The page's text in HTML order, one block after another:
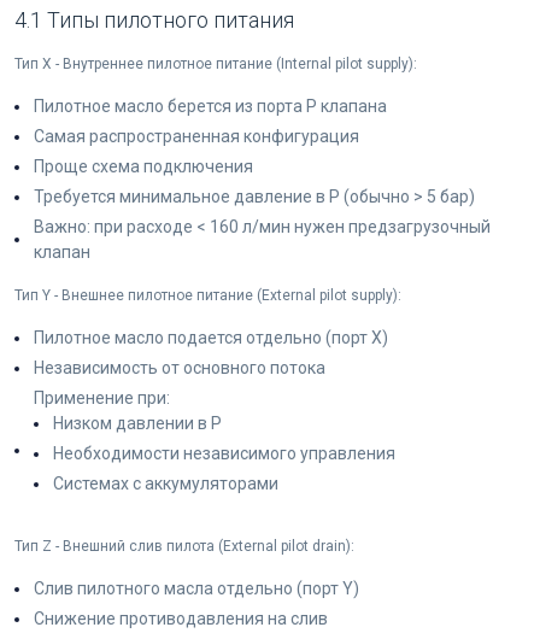
4.1 Типы пилотного питания
Тип X - Внутреннее пилотное питание (Internal pilot supply):
Пилотное масло берется из порта P клапана
Самая распространенная конфигурация
Проще схема подключения
Требуется минимальное давление в P (обычно > 5 бар)
Важно: при расходе < 160 л/мин нужен предзагрузочный
клапан
Тип Y - Внешнее пилотное питание (External pilot supply):
Пилотное масло подается отдельно (порт X)
Независимость от основного потока
Применение при:
Низком давлении в P
Необходимости независимого управления
Системах с аккумуляторами
Тип Z - Внешний слив пилота (External pilot drain):
Слив пилотного масла отдельно (порт Y)
Снижение противодавления на слив